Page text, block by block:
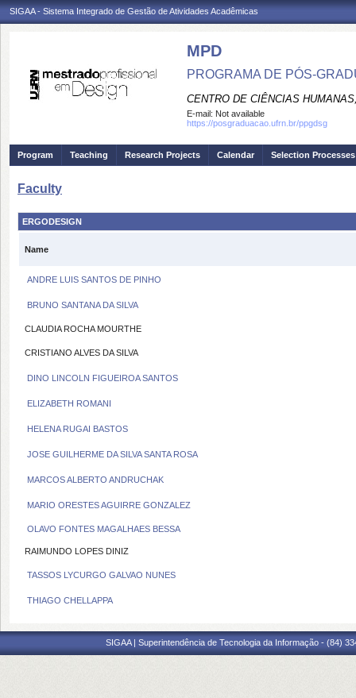
SIGAA - Sistema Integrado de Gestão de Atividades Acadêmicas
MPD
PROGRAMA DE PÓS-
CENTRO DE CIÊNCIAS
E-mail: Not available
https://posgraduacao.ufrn.br/ppgdsg
Program Teaching Research Projects Calendar Selection Processes
Faculty
ERGODESIGN
Name
ANDRE LUIS SANTOS DE PINHO
BRUNO SANTANA DA SILVA
CLAUDIA ROCHA MOURTHE
CRISTIANO ALVES DA SILVA
DINO LINCOLN FIGUEIROA SANTOS
ELIZABETH ROMANI
HELENA RUGAI BASTOS
JOSE GUILHERME DA SILVA SANTA ROSA
MARCOS ALBERTO ANDRUCHAK
MARIO ORESTES AGUIRRE GONZALEZ
OLAVO FONTES MAGALHAES BESSA
RAIMUNDO LOPES DINIZ
TASSOS LYCURGO GALVAO NUNES
THIAGO CHELLAPPA
SIGAA | Superintendência de Tecnologia da Informação - (84)